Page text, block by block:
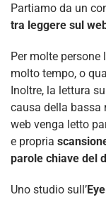
Partiamo da un
tra leggere sul
Per molte
molto tempo, o
Inoltre, la lettura
causa della bassa
web venga letto
e propria
parole chiave del
Uno studio sull’